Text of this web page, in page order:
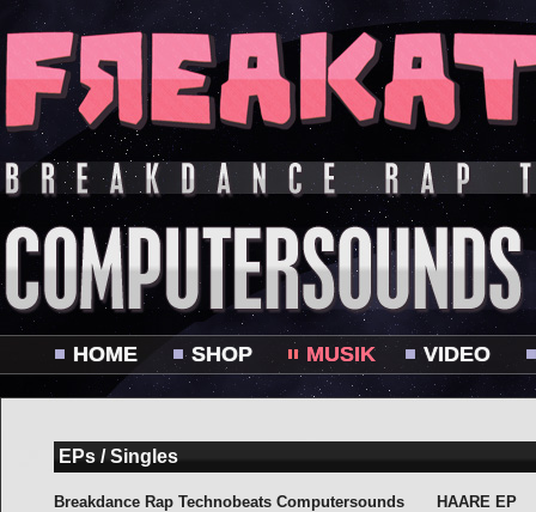
HOME SHOP MUSIK VIDEO
EPs / Singles
Breakdance Rap Technobeats Computersounds
HAARE EP